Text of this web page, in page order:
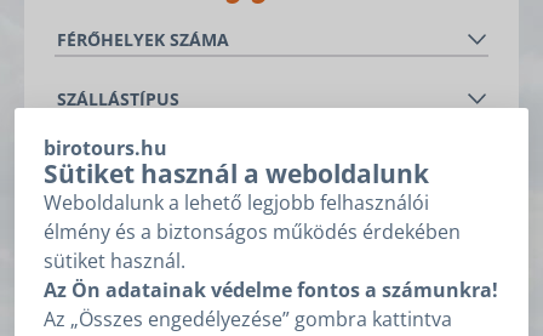
birotours.hu
Sütiket használ a weboldalunk
Weboldalunk a lehető legjobb felhasználói
élmény és a biztonságos működés érdekében
sütiket használ.
Az Ön adatainak védelme fontos a számunkra!
Az „Összes engedélyezése” gombra kattintva
szállások
Szállások
Cserszegtomaj
Gyenesdiás
Hévíz
Keszthely
Vonyarcvashegy
FÉRŐHELYEK SZÁMA
SZÁLLÁSTÍPUS
Nyaraló
HÁLÓSZOBÁK SZÁMA
- + -
FELSZERELTSÉG
balatoni panoráma
fagyasztó
fürdőkád
MEDENCE
felfújható/fém vázas földfelszíni medence